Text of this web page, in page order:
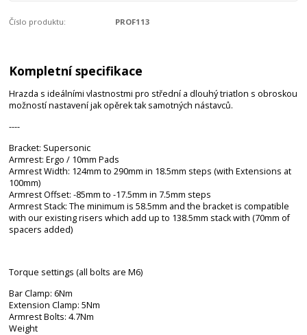
Číslo produktu: PROF113
Kompletní specifikace
Hrazda s ideálními vlastnostmi pro střední a dlouhý triatlon s obroskou
možností nastavení jak opěrek tak samotných nástavců.
----
Bracket: Supersonic
Armrest: Ergo / 10mm Pads
Armrest Width: 124mm to 290mm in 18.5mm steps (with Extensions at
100mm)
Armrest Offset: -85mm to -17.5mm in 7.5mm steps
Armrest Stack: The minimum is 58.5mm and the bracket is compatible
with our existing risers which add up to 138.5mm stack with (70mm of
spacers added)
Torque settings (all bolts are M6)
Bar Clamp: 6Nm
Extension Clamp: 5Nm
Armrest Bolts: 4.7Nm
Weight